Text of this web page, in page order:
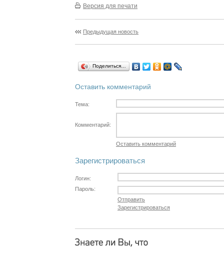
Версия для печати
Предыдущая новость
Поделиться…
Оставить комментарий
Тема:
Комментарий:
Оставить комментарий
Зарегистрироваться
Логин:
Пароль:
Отправить
Зарегистрироваться